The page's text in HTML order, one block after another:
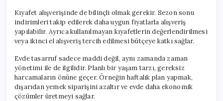
Kıyafet alışverişinde de bilinçli olmak gerekir. Sezon sonu
indirimleri takip edilerek daha uygun fiyatlarla alışveriş
yapılabilir. Ayrıca kullanılmayan kıyafetlerin değerlendirilmesi
veya ikinci el alışveriş tercih edilmesi bütçeye katkı sağlar.
Evde tasarruf sadece maddi değil, aynı zamanda zaman
yönetimi ile de ilgilidir. Planlı bir yaşam tarzı, gereksiz
harcamaların önüne geçer. Örneğin haftalık plan yapmak,
dışarıdan yemek siparişini azaltır ve evde daha ekonomik
çözümler üretmeyi sağlar.